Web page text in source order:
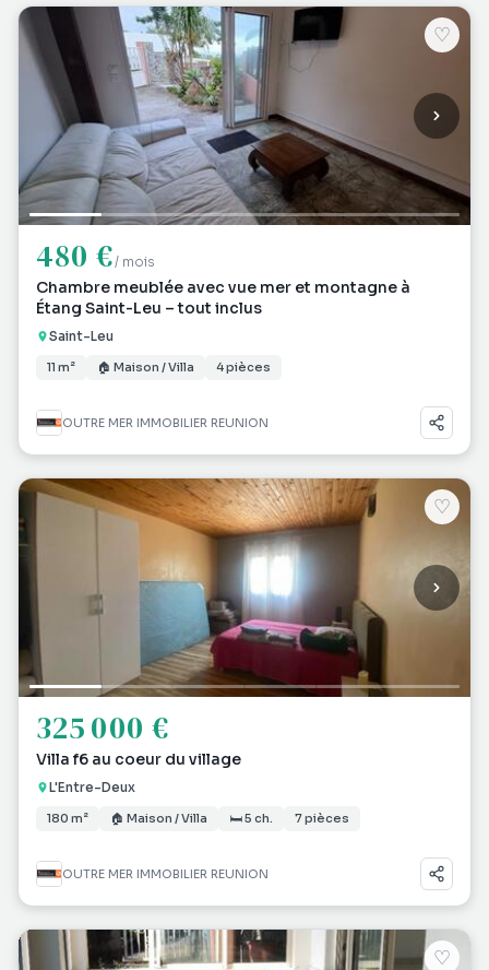
♡
480 €/ mois
Chambre meublée avec vue mer et montagne à
Étang Saint-Leu – tout inclus
Saint-Leu
11 m² 🏠 Maison / Villa 4 pièces
OUTRE MER IMMOBILIER REUNION
♡
325 000 €
Villa f6 au coeur du village
L'Entre-Deux
180 m² 🏠 Maison / Villa 🛏 5 ch. 7 pièces
OUTRE MER IMMOBILIER REUNION
♡